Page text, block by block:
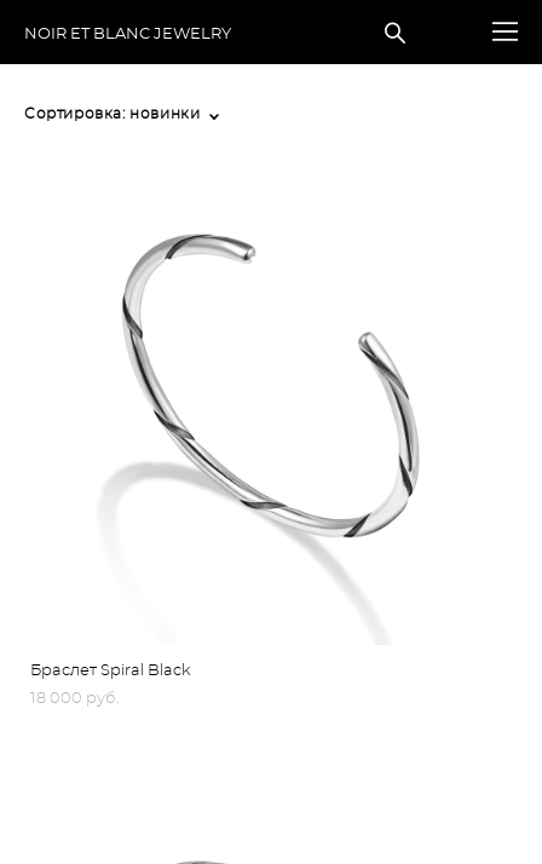
NOIR ET BLANC JEWELRY
Сортировка: новинки
Браслет Spiral Black
18 000 pуб.